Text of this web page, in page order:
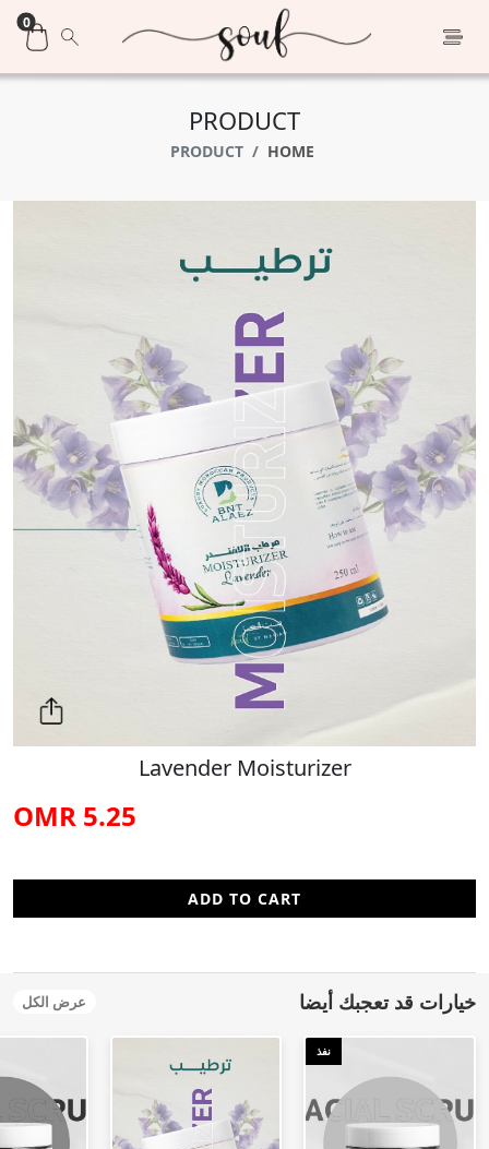
0
PRODUCT
HOME
PRODUCT
Lavender Moisturizer
5.25 OMR
ADD TO CART
خيارات قد تعجبك أيضا عرض الكل
نفذ